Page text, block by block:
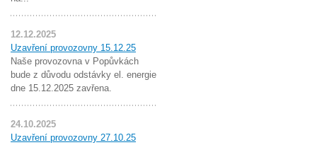
12.12.2025
Uzavření provozovny 15.12.25
Naše provozovna v Popůvkách
bude z důvodu odstávky el. energie
dne 15.12.2025 zavřena.
24.10.2025
Uzavření provozovny 27.10.25